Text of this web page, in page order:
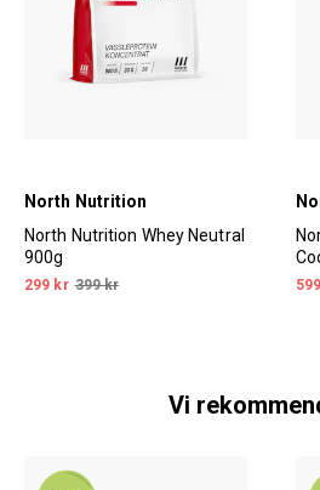
North Nutrition
North Nutrition Whey Neutral
900g
299 kr 399 kr
Vi